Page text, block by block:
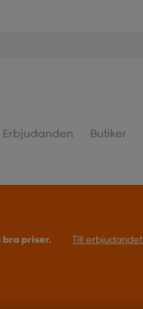
Erbjudanden Butiker
bra priser. Till erbjudandet